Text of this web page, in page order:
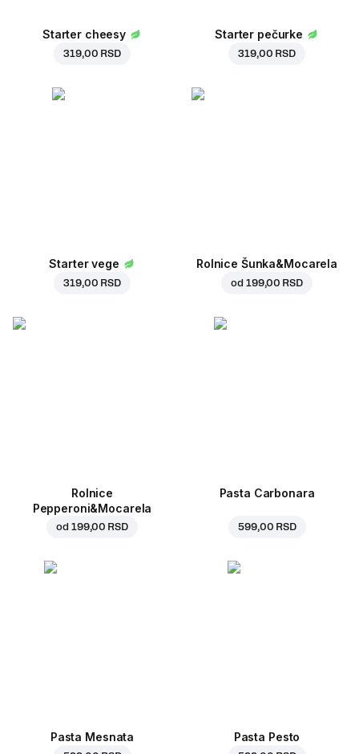
Starter cheesy
319,00 RSD
Starter pečurke
319,00 RSD
Starter vege
319,00 RSD
Rolnice Šunka&Mocarela
od 199,00 RSD
Rolnice
Pepperoni&Mocarela
od 199,00 RSD
Pasta Carbonara
599,00 RSD
Pasta Mesnata Pasta Pesto